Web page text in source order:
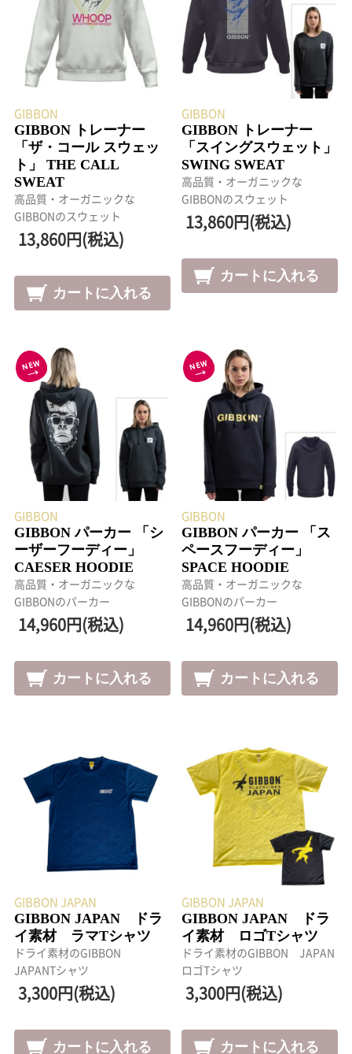
GIBBON
GIBBON トレーナー
「ザ・コール スウェッ
ト」 THE CALL
SWEAT
高品質・オーガニックな
GIBBONのスウェット
13,860円(税込)
GIBBON
GIBBON トレーナー
「スイングスウェット」
SWING SWEAT
高品質・オーガニックな
GIBBONのスウェット
13,860円(税込)
GIBBON
GIBBON パーカー 「シ
ーザーフーディー」
CAESER HOODIE
高品質・オーガニックな
GIBBONのパーカー
14,960円(税込)
GIBBON
GIBBON パーカー 「ス
ペースフーディー」
SPACE HOODIE
高品質・オーガニックな
GIBBONのパーカー
14,960円(税込)
GIBBON JAPAN
GIBBON JAPAN ドラ
イ素材 ラマTシャツ
ドライ素材のGIBBON
JAPANTシャツ
3,300円(税込)
GIBBON JAPAN
GIBBON JAPAN ドラ
イ素材 ロゴTシャツ
ドライ素材のGIBBON JAPAN
ロゴTシャツ
3,300円(税込)